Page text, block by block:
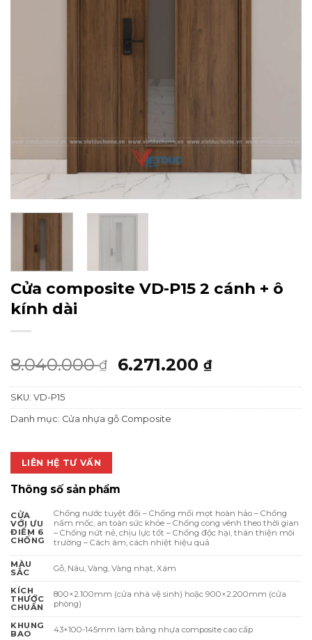
Cửa composite VD-P15 2 cánh + ô
kính dài
8.040.000₫
Giá
gốc
là:
8.040.000 ₫.
6.271.200 ₫Giá
hiện
tại
SKU: VD-P15
Danh mục: Cửa nhựa gỗ Composite
LIÊN HỆ TƯ VẤN
Thông số sản phẩm
CỬA
VỚI ƯU
ĐIỂM 6
CHỐNG
Chống nước tuyệt đối – Chống mối mọt hoàn hảo – Chống
nấm mốc, an toàn sức khỏe – Chống cong vênh theo thời gian
– Chống nứt nẻ, chịu lực tốt – Chống độc hại, thân thiện môi
trường – Cách âm, cách nhiệt hiệu quả
MÀU
SẮC
Gỗ, Nâu, Vàng, Vàng nhạt, Xám
KÍCH
THƯỚC
CHUẨN
800×2.100mm (cửa nhà vệ sinh) hoặc 900×2.200mm (cửa
phòng)
KHUNG
BAO
43×100-145mm làm bằng nhựa composite cao cấp